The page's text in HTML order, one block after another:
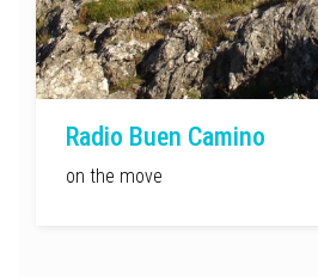
Radio Buen Camino
on the move